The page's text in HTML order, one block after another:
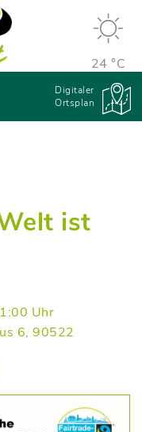
24 °C
Digitaler
Ortsplan
ist
Uhr
6, 90522